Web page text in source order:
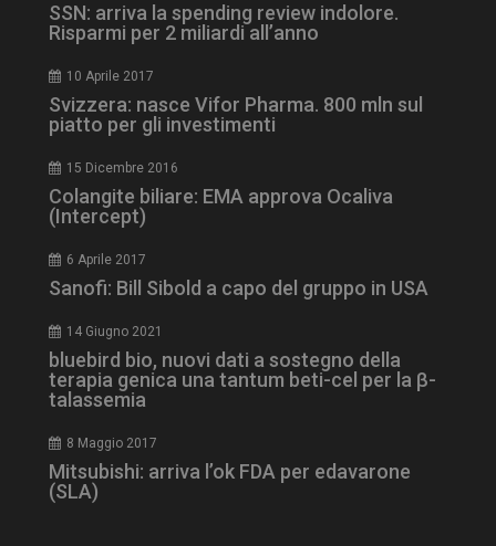
SSN: arriva la spending review indolore.
Risparmi per 2 miliardi all’anno
10 Aprile 2017
Svizzera: nasce Vifor Pharma. 800 mln sul
piatto per gli investimenti
15 Dicembre 2016
Colangite biliare: EMA approva Ocaliva
(Intercept)
6 Aprile 2017
Sanofi: Bill Sibold a capo del gruppo in USA
14 Giugno 2021
bluebird bio, nuovi dati a sostegno della
terapia genica una tantum beti-cel per la β-
talassemia
8 Maggio 2017
Mitsubishi: arriva l’ok FDA per edavarone
(SLA)
tracking-sites-
ironfish-session-id
www.dailyhealthindustry.it